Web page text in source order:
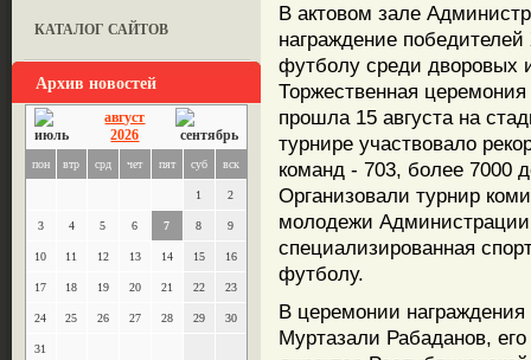
КАТАЛОГ САЙТОВ
Архив новостей
август
2026
пон втр срд чет пят суб вск
1 2
3 4 5 6 7 8 9
10 11 12 13 14 15 16
17 18 19 20 21 22 23
24 25 26 27 28 29 30
31
В актовом зале
награждение победителей
футболу среди дворовых
Торжественная
прошла 15 августа на
турнире участвовало
команд - 703, более 7000
Организовали турнир
молодежи
специализированная
футболу.
В церемонии награждения
Муртазали Рабаданов,